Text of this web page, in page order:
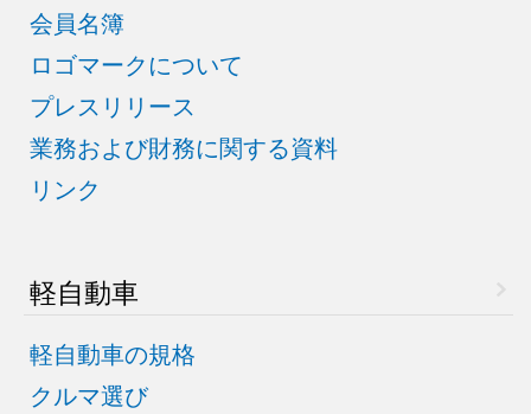
会員名簿
ロゴマークについて
プレスリリース
業務および財務に関する資料
リンク
軽自動車
軽自動車の規格
クルマ選び